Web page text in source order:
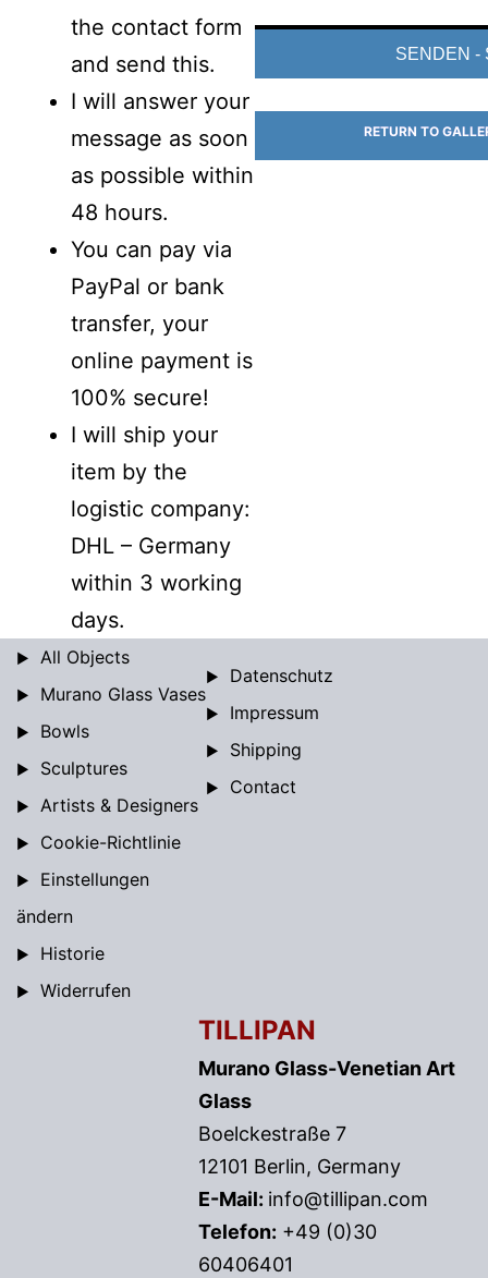
the contact form
and send this.
I will answer your
message as soon
as possible within
48 hours.
You can pay via
PayPal or bank
transfer, your
online payment is
100% secure!
I will ship your
item by the
logistic company:
DHL – Germany
within 3 working
days.
RETURN TO
All Objects
Murano Glass Vases
Bowls
Sculptures
Artists & Designers
Datenschutz
Impressum
Shipping
Contact
Cookie-Richtlinie
Einstellungen
ändern
Historie
Widerrufen
TILLIPAN
Murano Glass-Venetian Art
Glass
Boelckestraße 7
12101 Berlin, Germany
E-Mail: info@tillipan.com
Telefon: +49 (0)30
60406401